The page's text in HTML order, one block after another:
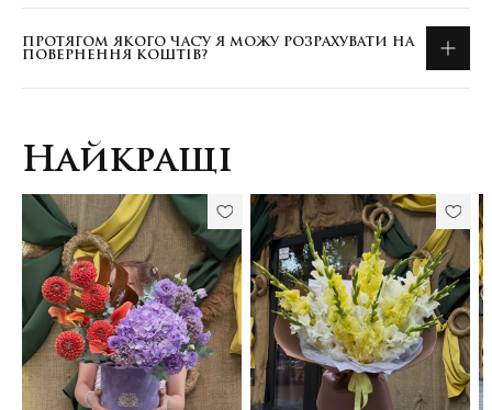
ПРОТЯГОМ ЯКОГО ЧАСУ Я МОЖУ РОЗРАХУВАТИ НА
ПОВЕРНЕННЯ КОШТІВ?
Найкращі